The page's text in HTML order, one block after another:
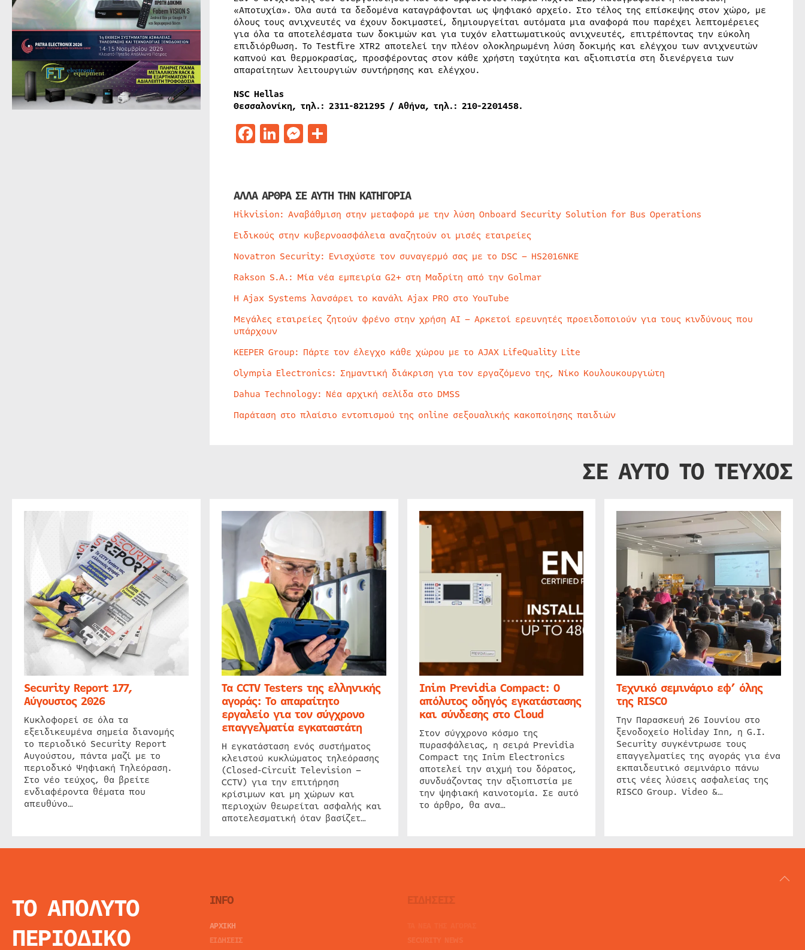
«Αποτυχία». Όλα αυτά τα δεδομένα καταγράφονται ως ψηφιακό αρχείο. Στο τέλος της επίσκεψης στον χώρο, με
όλους τους ανιχνευτές να έχουν δοκιμαστεί, δημιουργείται αυτόματα μια αναφορά που παρέχει λεπτομέρειες
για όλα τα αποτελέσματα των δοκιμών και για τυχόν ελαττωματικούς ανιχνευτές, επιτρέποντας την εύκολη
επιδιόρθωση. Το Testfire XTR2 αποτελεί την πλέον ολοκληρωμένη λύση δοκιμής και ελέγχου των ανιχνευτών
καπνού και θερμοκρασίας, προσφέροντας στον κάθε χρήστη ταχύτητα και αξιοπιστία στη διενέργεια των
απαραίτητων λειτουργιών συντήρησης και ελέγχου.
NSC Hellas
Θεσσαλονίκη, τηλ.: 2311-821295 / Αθήνα, τηλ.: 210-2201458.
Facebook
LinkedIn
Messenger
Μοιραστείτε
ΑΛΛΑ ΑΡΘΡΑ ΣΕ ΑΥΤΗ ΤΗΝ ΚΑΤΗΓΟΡΙΑ
Hikvision: Αναβάθμιση στην μεταφορά με την λύση Onboard Security Solution for Bus Operations
Ειδικούς στην κυβερνοασφάλεια αναζητούν οι μισές εταιρείες
Novatron Security: Ενισχύστε τον συναγερμό σας με το DSC – HS2016NKE
Rakson S.A.: Μία νέα εμπειρία G2+ στη Μαδρίτη από την Golmar
Η Ajax Systems λανσάρει το κανάλι Ajax PRO στο YouTube
Μεγάλες εταιρείες ζητούν φρένο στην χρήση AI – Αρκετοί ερευνητές προειδοποιούν για τους κινδύνους που
υπάρχουν
KEEPER Group: Πάρτε τον έλεγχο κάθε χώρου με το AJAX LifeQuality Lite
Olympia Electronics: Σημαντική διάκριση για τον εργαζόμενο της, Νίκο Κουλουκουργιώτη
Dahua Technology: Νέα αρχική σελίδα στο DMSS
Παράταση στο πλαίσιο εντοπισμού της online σεξουαλικής κακοποίησης παιδιών
ΣΕ ΑΥΤΟ ΤΟ ΤΕΥΧΟΣ
Security Report 177,
Αύγουστος 2026
Κυκλοφορεί σε όλα τα
εξειδικευμένα σημεία διανομής
το περιοδικό Security Report
Αυγούστου, πάντα μαζί με το
περιοδικό Ψηφιακή Τηλεόραση.
Στο νέο τεύχος, θα βρείτε
ενδιαφέροντα θέματα που
απευθύνο…
Τα CCTV Testers της ελληνικής
αγοράς: Το απαραίτητο
εργαλείο για τον σύγχρονο
επαγγελματία εγκαταστάτη
Η εγκατάσταση ενός συστήματος
κλειστού κυκλώματος τηλεόρασης
(Closed-Circuit Television –
CCTV) για την επιτήρηση
κρίσιμων και μη χώρων και
περιοχών θεωρείται ασφαλής και
αποτελεσματική όταν βασίζετ…
Inim Previdia Compact: Ο
απόλυτος οδηγός εγκατάστασης
και σύνδεσης στο Cloud
Στον σύγχρονο κόσμο της
πυρασφάλειας, η σειρά Previdia
Compact της Inim Electronics
αποτελεί την αιχμή του δόρατος,
συνδυάζοντας την αξιοπιστία με
την ψηφιακή καινοτομία. Σε αυτό
το άρθρο, θα ανα…
Τεχνικό σεμινάριο εφ’ όλης
της RISCO
Την Παρασκευή 26 Ιουνίου στο
ξενοδοχείο Holiday Inn, η G.I.
Security συγκέντρωσε τους
επαγγελματίες της αγοράς για ένα
εκπαιδευτικό σεμινάριο πάνω
στις νέες λύσεις ασφαλείας της
RISCO Group. Video &…
ΤΟ ΑΠΟΛΥΤΟ
ΠΕΡΙΟΔΙΚΟ
INFO
ΑΡΧΙΚΗ
ΕΙΔΗΣΕΙΣ
ΕΙΔΗΣΕΙΣ